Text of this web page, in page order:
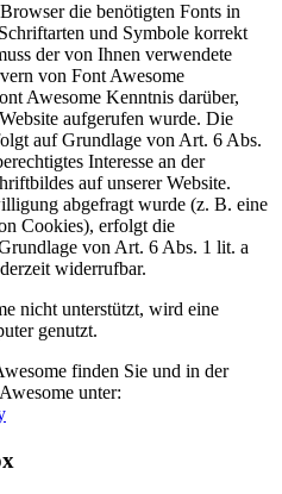
die benötigten Fonts in
und Symbole korrekt
der von Ihnen verwendete
von Font Awesome
Awesome Kenntnis darüber,
aufgerufen wurde. Die
auf Grundlage von Art. 6 Abs.
Interesse an der
auf unserer Website.
abgefragt wurde (z. B. eine
Cookies), erfolgt die
von Art. 6 Abs. 1 lit. a
widerrufbar.
nicht unterstützt, wird eine
genutzt.
finden Sie und in der
unter: